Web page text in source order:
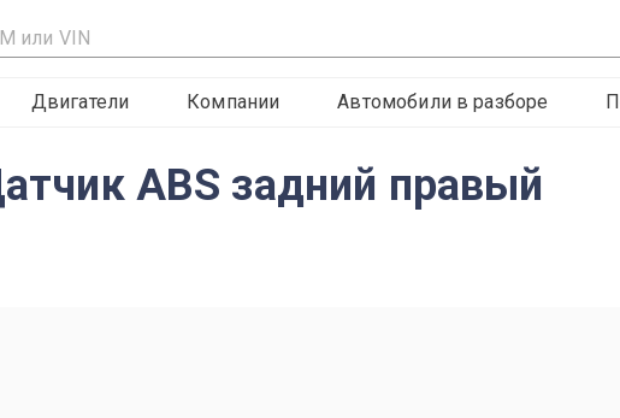
Двигатели Компании Автомобили в разборе
ABS задний правый